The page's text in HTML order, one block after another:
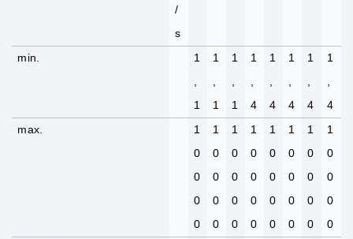
/
s
min.
1
,
1
1
,
1
1
,
1
1
,
4
1
,
4
1
,
4
1
,
4
1
,
4
max.
1
0
0
0
0
1
0
0
0
0
1
0
0
0
0
1
0
0
0
0
1
0
0
0
0
1
0
0
0
0
1
0
0
0
0
1
0
0
0
0